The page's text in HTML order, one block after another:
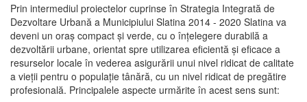
Prin intermediul proiectelor cuprinse în Strategia Integrată de
Dezvoltare Urbană a Municipiului Slatina 2014 - 2020 Slatina va
deveni un oraş compact şi verde, cu o înţelegere durabilă a
dezvoltării urbane, orientat spre utilizarea eficientă şi eficace a
resurselor locale în vederea asigurării unui nivel ridicat de calitate
a vieţii pentru o populaţie tânără, cu un nivel ridicat de pregătire
profesională. Principalele aspecte urmărite în acest sens sunt: